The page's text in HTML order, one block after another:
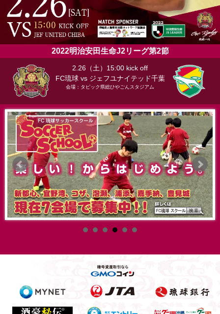
2022明治安田生命J2リーグ第2節
2.26（土）15:00 kick off
FC琉球 vs ジェフユナイテッド千葉
会場：タピック県総ひやごんスタジアム